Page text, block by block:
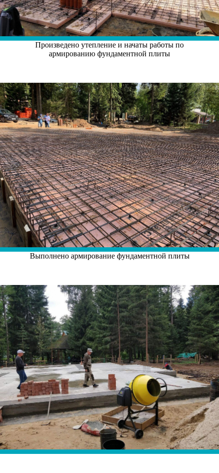
Произведено утепление и начаты работы по
армированию фундаментной плиты
Выполнено армирование фундаментной плиты